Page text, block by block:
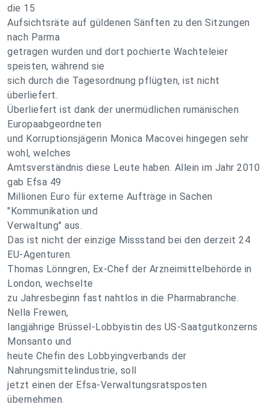
die 15
Aufsichtsräte auf güldenen Sänften zu den Sitzungen
nach Parma
getragen wurden und dort pochierte Wachteleier
speisten, während sie
sich durch die Tagesordnung pflügten, ist nicht
überliefert.
Überliefert ist dank der unermüdlichen rumänischen
Europaabgeordneten
und Korruptionsjägerin Monica Macovei hingegen sehr
wohl, welches
Amtsverständnis diese Leute haben. Allein im Jahr 2010
gab Efsa 49
Millionen Euro für externe Aufträge in Sachen
"Kommunikation und
Verwaltung" aus.
Das ist nicht der einzige Missstand bei den derzeit 24
EU-Agenturen.
Thomas Lönngren, Ex-Chef der Arzneimittelbehörde in
London, wechselte
zu Jahresbeginn fast nahtlos in die Pharmabranche.
Nella Frewen,
langjährige Brüssel-Lobbyistin des US-Saatgutkonzerns
Monsanto und
heute Chefin des Lobbyingverbands der
Nahrungsmittelindustrie, soll
jetzt einen der Efsa-Verwaltungsratsposten
übernehmen.